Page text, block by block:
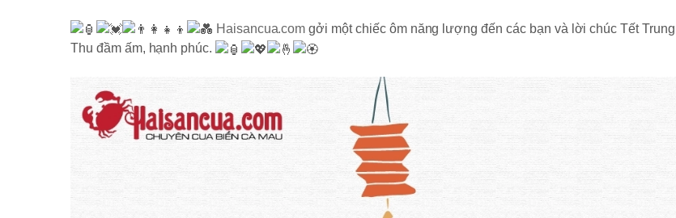
Haisancua.com gởi một chiếc ôm năng lượng đến các bạn và lời chúc Tết Trung
Thu đầm ấm, hạnh phúc.